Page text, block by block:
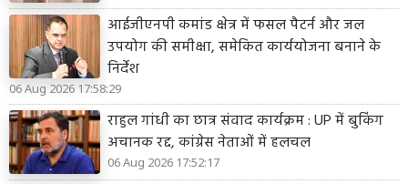
आईजीएनपी कमांड क्षेत्र में फसल पैटर्न और जल
उपयोग की समीक्षा, समेकित कार्ययोजना बनाने के
निर्देश
06 Aug 2026 17:58:29
राहुल गांधी का छात्र संवाद कार्यक्रम : UP में बुकिंग
अचानक रद्द, कांग्रेस नेताओं में हलचल
06 Aug 2026 17:52:17